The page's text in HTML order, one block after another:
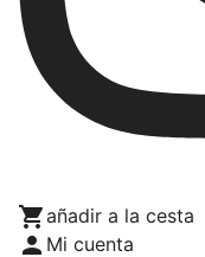
añadir a la cesta
 Mi cuenta